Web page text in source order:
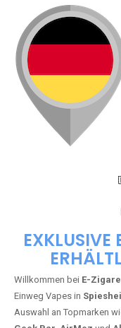
EXKLUSIVE
Willkommen bei E-
Einweg Vapes in
Auswahl an Topmarken